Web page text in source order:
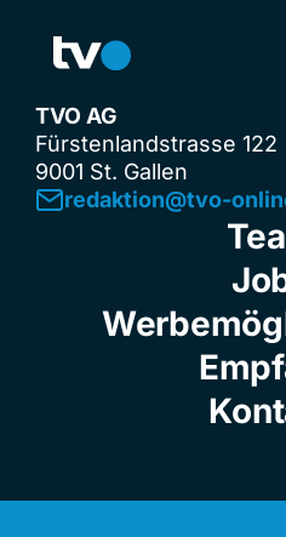
TVO AG
Fürstenlandstrasse 122
9001 St. Gallen
redaktion@tvo-